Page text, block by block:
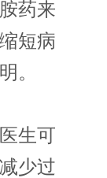
药来
短病
。
生可
少过